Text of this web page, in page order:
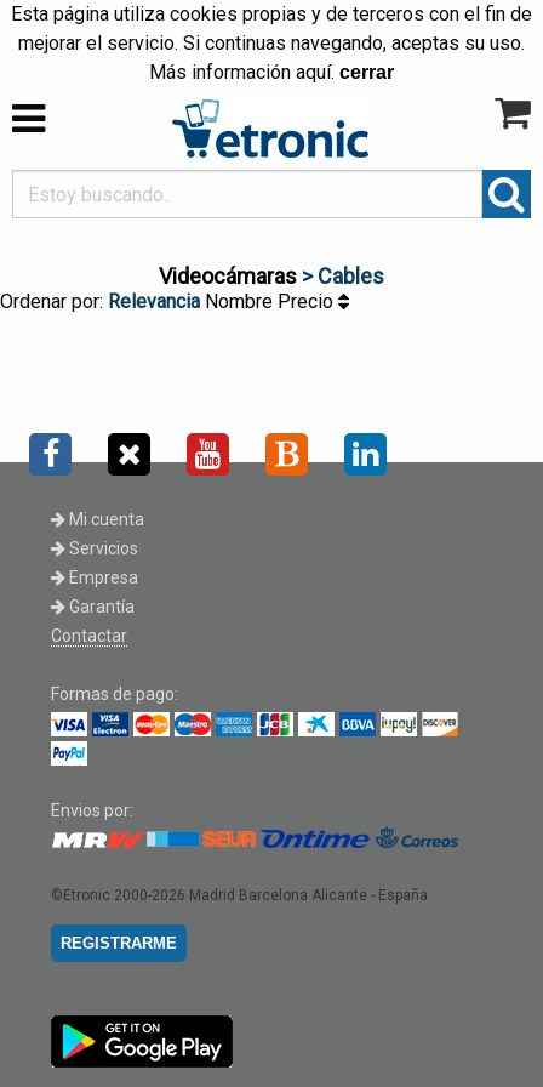
Esta página utiliza cookies propias y de terceros con el fin de
mejorar el servicio. Si continuas navegando, aceptas su uso.
Más información aquí. cerrar
Videocámaras > Cables
Ordenar por: Relevancia Nombre Precio
Mi cuenta
Servicios
Empresa
Garantía
Contactar
Formas de pago:
Envios por:
©Etronic 2000-2026 Madrid Barcelona Alicante - España
REGISTRARME